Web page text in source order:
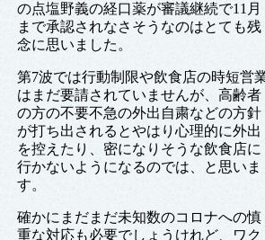
の点塩野義の経口薬が審議継続で11月
まで承認されなさそうなのはとても残
念に思いました。
第7波では行動制限や飲食店の時短営
はまだ要請されていませんが、高齢者
の方の不要不急の外出自粛などの方針
が打ち出されるとやはり心理的に外出
を控えたり、密になりそうな飲食店に
行かないようになるのでは、と思いま
す。
確かにまだまだ未知数のコロナへの慎
重な対応も必要でしょうけれど、ワク